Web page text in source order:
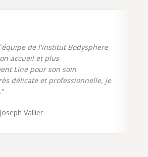
1 ande l'institut Bodysphere
accueil et plus
Line pour son soin
délicate et professionnelle, je
"
Joseph Vallier